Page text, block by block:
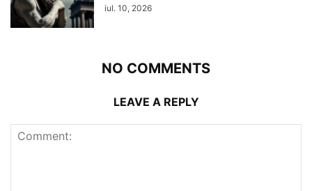
iul. 10, 2026
NO COMMENTS
LEAVE A REPLY